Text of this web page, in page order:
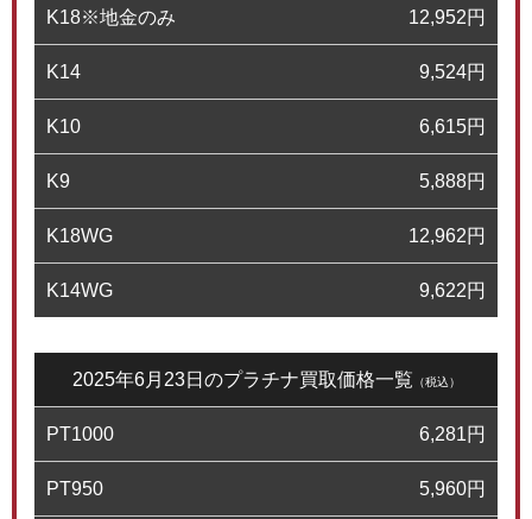
K18※地金のみ 12,952円
K14 9,524円
K10 6,615円
K9 5,888円
K18WG 12,962円
K14WG 9,622円
2025年6月23日のプラチナ買取価格一覧 （税込）
PT1000 6,281円
PT950 5,960円